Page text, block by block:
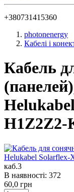
+380731415360
photonenergy
Кабелі і
Кабель
H1Z2Z2-
каб.3
В наявності: 372
60,0 грн